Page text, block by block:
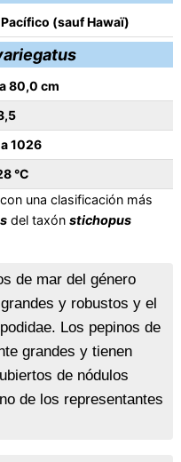
(sauf Hawaï)
80,0 cm
1026
°C
una clasificación más
del taxón stichopus
de mar del género
y robustos y el
Los pepinos de
grandes y tienen
de nódulos
de los representantes